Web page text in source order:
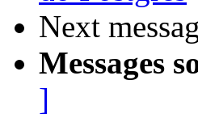
Next
Messages
]